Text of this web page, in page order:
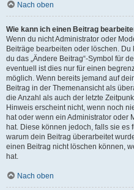
Nach oben
Wie kann ich einen Beitrag
Wenn du nicht Administrator oder
Beiträge bearbeiten oder löschen.
du das „Ändere Beitrag“-Symbol für
eventuell ist dies nur für einen
möglich. Wenn bereits jemand auf
Beitrag in der Themenansicht als
die Anzahl als auch der letzte
Hinweis erscheint nicht, wenn noch
hat oder wenn ein Administrator oder
hat. Diese können jedoch, falls sie
warum dein Beitrag überarbeitet
einen Beitrag nicht löschen können,
hat.
Nach oben